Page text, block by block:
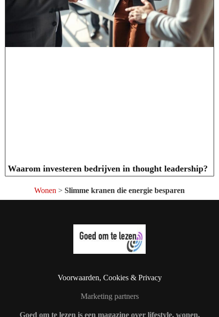
Waarom investeren bedrijven in thought leadership?
Wonen > Slimme kranen die energie besparen
Voorwaarden, Cookies & Privacy
Marketing partners
Goed om te lezen is een magazine over lifestyle, wonen,